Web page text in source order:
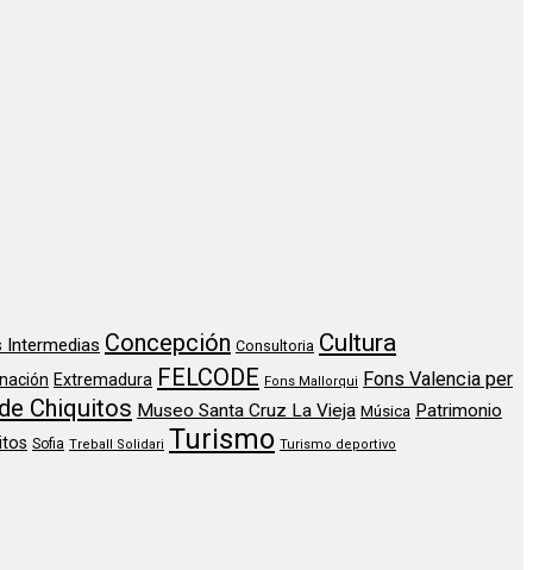
Intermedias Concepción Consultoria Cultura
Extremadura FELCODE Fons Mallorqui
Fons Valencia per
Chiquitos Museo Santa Cruz La Vieja Música Patrimonio
Sofia Treball Solidari Turismo Turismo deportivo